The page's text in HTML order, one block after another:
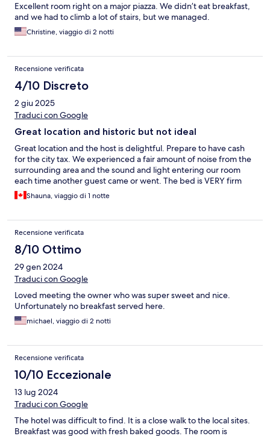
Excellent room right on a major piazza. We didn’t eat breakfast,
and we had to climb a lot of stairs, but we managed.
Christine, viaggio di 2 notti
Recensione verificata
4/10 Discreto
2 giu 2025
Traduci con Google
Great location and historic but not ideal
Great location and the host is delightful. Prepare to have cash
for the city tax. We experienced a fair amount of noise from the
surrounding area and the sound and light entering our room
each time another guest came or went. The bed is VERY firm
Shauna, viaggio di 1 notte
Recensione verificata
8/10 Ottimo
29 gen 2024
Traduci con Google
Loved meeting the owner who was super sweet and nice.
Unfortunately no breakfast served here.
michael, viaggio di 2 notti
Recensione verificata
10/10 Eccezionale
13 lug 2024
Traduci con Google
The hotel was difficult to find. It is a close walk to the local sites.
Breakfast was good with fresh baked goods. The room is